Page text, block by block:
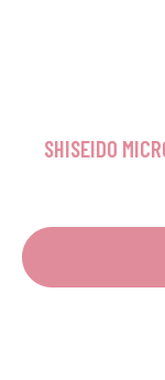
SHISEIDO